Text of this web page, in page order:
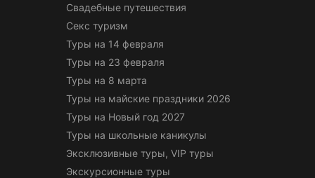
Свадебные путешествия
Секс туризм
Туры на 14 февраля
Туры на 23 февраля
Туры на 8 марта
Туры на майские праздники 2026
Туры на Новый год 2027
Туры на школьные каникулы
Эксклюзивные туры, VIP туры
Экскурсионные туры